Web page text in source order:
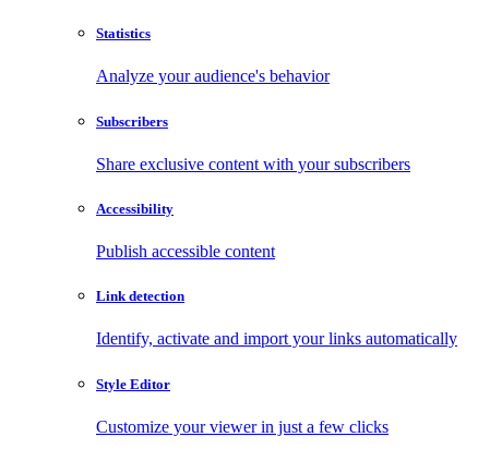
Statistics
Analyze your audience's behavior
Subscribers
Share exclusive content with your subscribers
Accessibility
Publish accessible content
Link detection
Identify, activate and import your links automatically
Style Editor
Customize your viewer in just a few clicks